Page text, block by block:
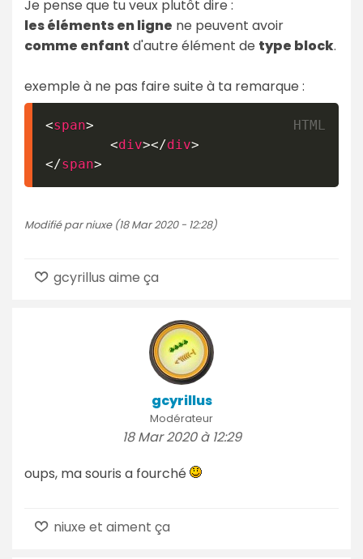
Je pense que tu veux plutôt dire :
les éléments en ligne ne peuvent avoir
comme enfant d'autre élément de type block.
exemple à ne pas faire suite à ta remarque :
<span>
<div></div>
</span>
Modifié par niuxe (18 Mar 2020 - 12:28)
gcyrillus aime ça
gcyrillus
Modérateur
18 Mar 2020 à 12:29
oups, ma souris a fourché
niuxe et aiment ça